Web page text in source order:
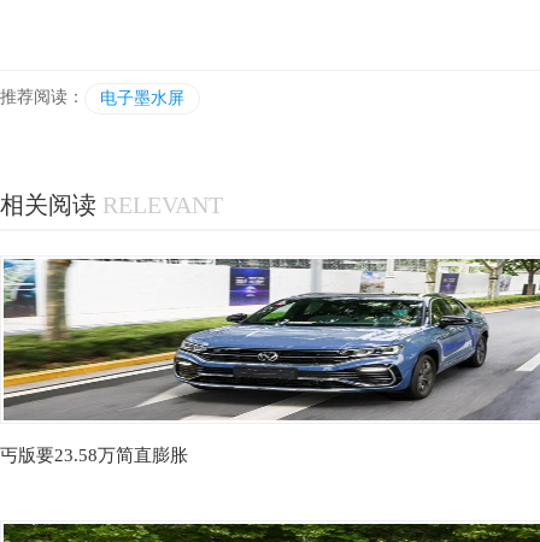
推荐阅读： 电子墨水屏
相关阅读 RELEVANT
丐版要23.58万简直膨胀